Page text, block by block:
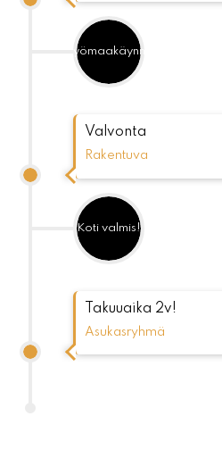
Työmaakäynnit
Valvonta
Rakentuva
Koti valmis!
Takuuaika 2v!
Asukasryhmä